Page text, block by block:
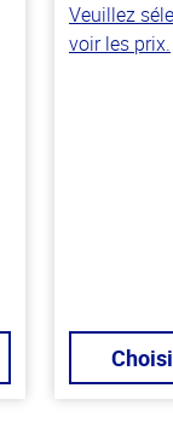
Veuillez
voir les prix.